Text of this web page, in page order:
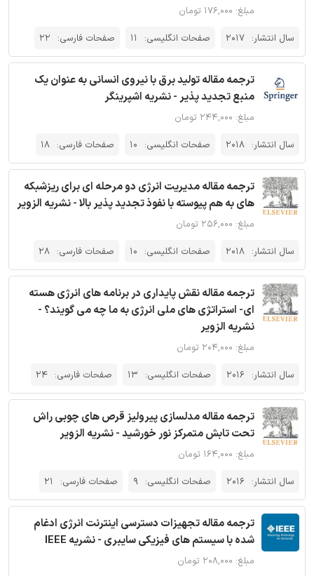
مبلغ: ۱۷۶,۰۰۰ تومان
سال انتشار: 2017 صفحات انگلیسی: 11 صفحات فارسی: 22
ترجمه مقاله تولید برق با نیروی انسانی به عنوان یک
منبع تجدید پذیر - نشریه اشپرینگر
مبلغ: ۲۴۴,۰۰۰ تومان
سال انتشار: 2018 صفحات انگلیسی: 10 صفحات فارسی: 18
ترجمه مقاله مدیریت انرژی دو مرحله ای برای ریزشبکه
های به هم پیوسته با نفوذ تجدید پذیر بالا - نشریه الزویر
مبلغ: ۲۵۶,۰۰۰ تومان
سال انتشار: 2018 صفحات انگلیسی: 10 صفحات فارسی: 28
ترجمه مقاله نقش پایداری در برنامه های انرژی هسته
ای- استراتژی های ملی انرژی به ما چه می گویند؟ -
نشریه الزویر
مبلغ: ۲۰۴,۰۰۰ تومان
سال انتشار: 2016 صفحات انگلیسی: 13 صفحات فارسی: 24
ترجمه مقاله مدلسازی پیرولیز قرص های چوبی راش
تحت تابش متمرکز نور خورشید - نشریه الزویر
مبلغ: ۱۶۴,۰۰۰ تومان
سال انتشار: 2016 صفحات انگلیسی: 9 صفحات فارسی: 21
ترجمه مقاله تجهیزات دسترسی اینترنت انرژی ادغام
شده با سیستم های فیزیکی سایبری - نشریه IEEE
مبلغ: ۲۰۸,۰۰۰ تومان